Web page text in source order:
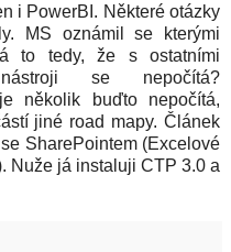
i PowerBI. Některé otázky
MS oznámil se kterými
to tedy, že s ostatními
se nepočítá?
několik buďto nepočítá,
jiné road mapy. Článek
SharePointem (Excelové
Nuže já instaluji CTP 3.0 a